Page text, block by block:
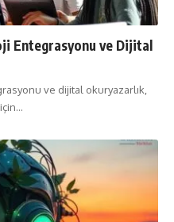
Entegrasyonu ve Dijital
ve dijital okuryazarlık,